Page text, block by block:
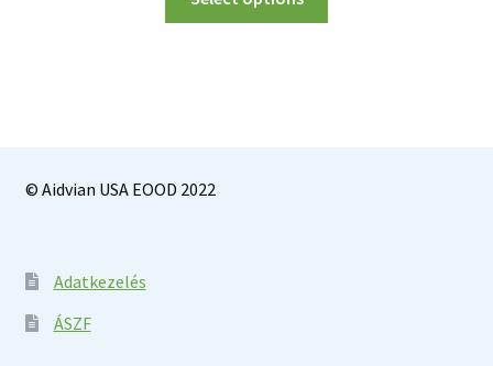
© Aidvian USA EOOD 2022
Adatkezelés
ÁSZF